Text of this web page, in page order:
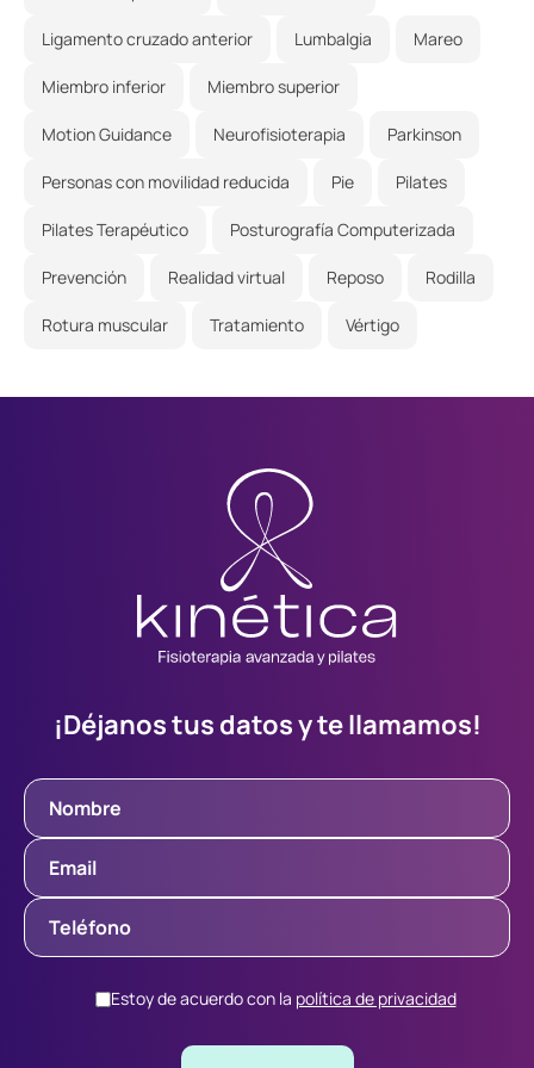
Ligamento cruzado anterior Lumbalgia Mareo
Miembro inferior Miembro superior
Motion Guidance Neurofisioterapia Parkinson
Personas con movilidad reducida Pie Pilates
Pilates Terapéutico Posturografía Computerizada
Prevención Realidad virtual Reposo Rodilla
Rotura muscular Tratamiento Vértigo
¡Déjanos tus datos y te llamamos!
Estoy de acuerdo con la política de privacidad